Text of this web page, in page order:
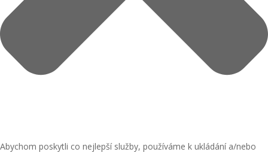
Abychom poskytli co nejlepší služby, používáme k ukládání a/nebo